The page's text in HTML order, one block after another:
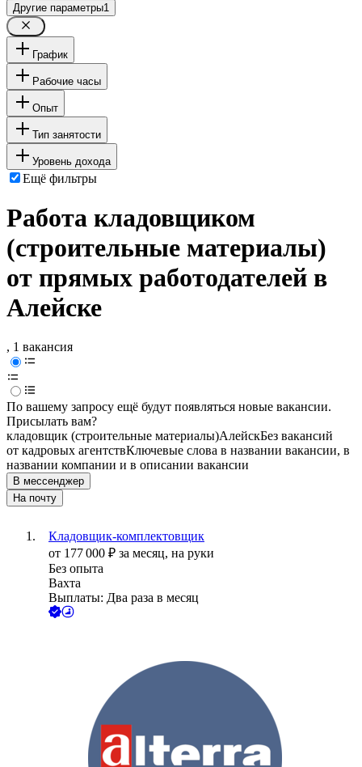
Другие параметры1
График
Рабочие часы
Опыт
Тип занятости
Уровень дохода
Ещё фильтры
Работа кладовщиком
(строительные материалы)
от прямых работодателей в
Алейске
, 1 вакансия
По вашему запросу ещё будут появляться новые вакансии.
Присылать вам?
кладовщик (строительные материалы)АлейскБез вакансий
от кадровых агентствКлючевые слова в названии вакансии, в
названии компании и в описании вакансии
В мессенджер
На почту
Кладовщик-комплектовщик
от 177 000 ₽ за месяц, на руки
Без опыта
Вахта
Выплаты: Два раза в месяц